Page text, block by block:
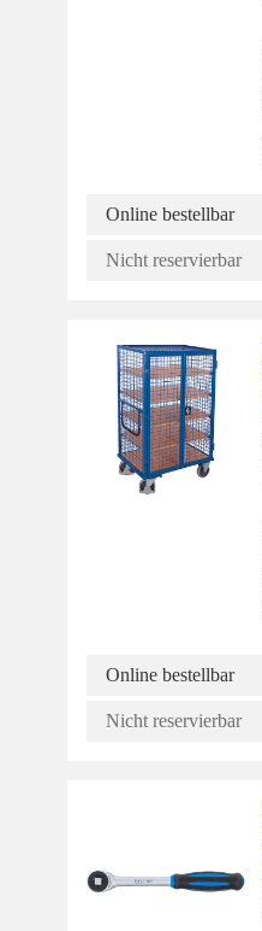
Online bestellbar
Nicht reservierbar
Online bestellbar
Nicht reservierbar